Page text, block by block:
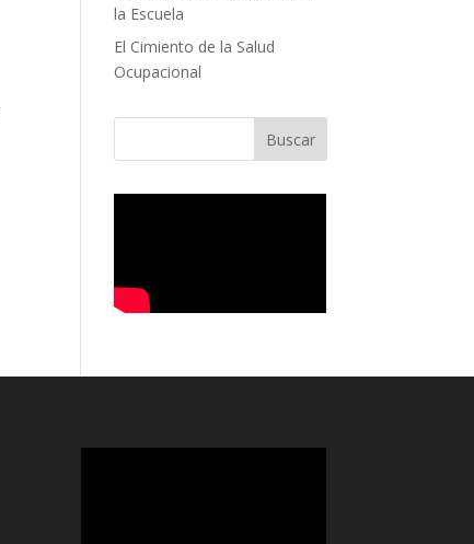
la Escuela
El Cimiento de la Salud
Ocupacional
Buscar